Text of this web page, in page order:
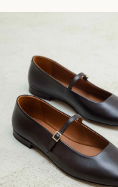
PRÉCOMMANDER